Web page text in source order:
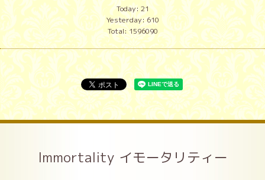
Today:21
Yesterday:610
Total:1596090
Immortality イモータリティー